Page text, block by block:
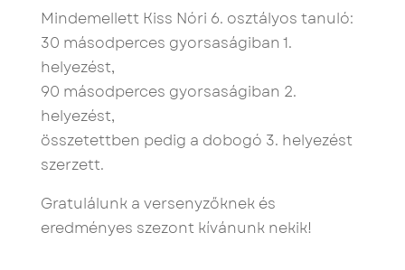
Mindemellett Kiss Nóri 6. osztályos tanuló:
30 másodperces gyorsaságiban 1.
helyezést,
90 másodperces gyorsaságiban 2.
helyezést,
összetettben pedig a dobogó 3. helyezést
szerzett.
Gratulálunk a versenyzőknek és
eredményes szezont kívánunk nekik!